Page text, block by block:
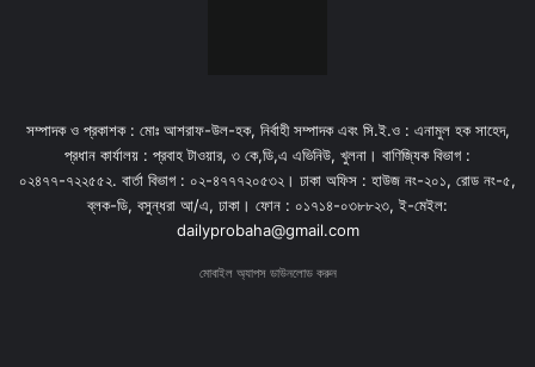
সম্পাদক ও প্রকাশক : মোঃ আশরাফ-উল-হক, নির্বাহী সম্পাদক এবং সি.ই.ও : এনামুল হক সাহেদ,
প্রধান কার্যালয় : প্রবাহ টাওয়ার, ৩ কে,ডি,এ এভিনিউ, খুলনা। বাণিজ্যিক বিভাগ :
০২৪৭৭-৭২২৫৫২. বার্তা বিভাগ : ০২-৪৭৭৭২০৫৩২। ঢাকা অফিস : হাউজ নং-২০১, রোড নং-৫,
ব্লক-ডি, বসুন্ধরা আ/এ, ঢাকা। ফোন : ০১৭১৪-০৩৮৮২৩, ই-মেইল:
dailyprobaha@gmail.com
মোবাইল অ্যাপস ডাউনলোড করুন